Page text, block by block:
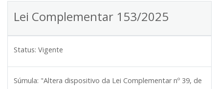
Lei Complementar 153/2025
Status: Vigente
Súmula: "Altera dispositivo da Lei Complementar nº 39, de